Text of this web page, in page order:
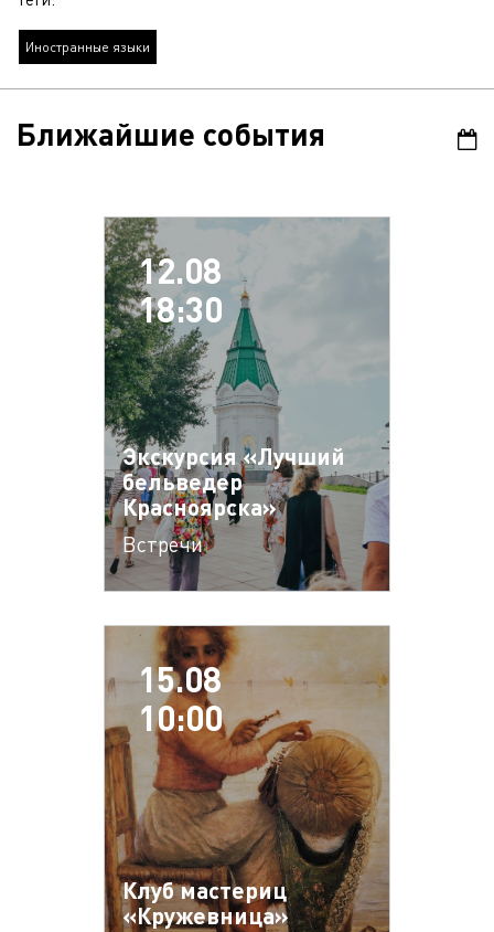
Иностранные языки
Ближайшие события
12.08
18:30
Экскурсия «Лучший
бельведер
Красноярска»
Встречи
15.08
10:00
Клуб мастериц
«Кружевница»